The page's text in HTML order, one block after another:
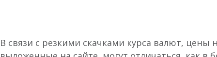
В связи с резкими скачками курса валют, цены